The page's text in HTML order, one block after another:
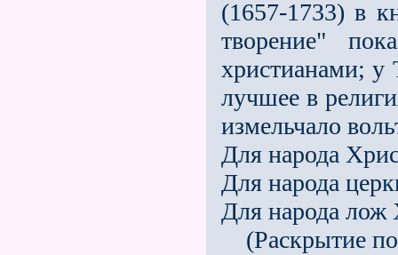
(1657-1733) в
творение"
христианами;
лучшее в
измельчало
Для народа
Для народа
Для народа лож
(Раскрытие